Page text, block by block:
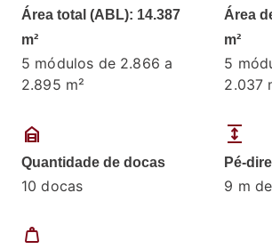
Área total (ABL): 14.387
m²
5 módulos de 2.866 a
2.895 m²
Área
m²
5
2.037
garage_home
Quantidade de docas
10 docas
expand
Pé-
9 m
weight